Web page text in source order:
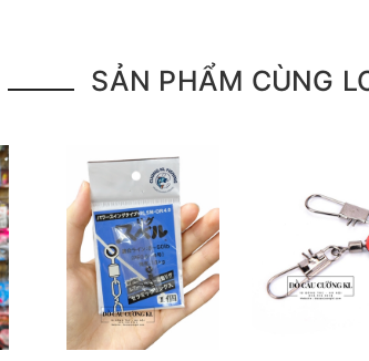
SẢN PHẨM CÙNG